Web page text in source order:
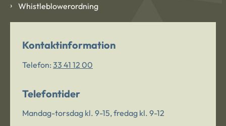
Whistleblowerordning
Kontaktinformation
Telefon: 33 41 12 00
Telefontider
Mandag-torsdag kl. 9-15, fredag kl. 9-12